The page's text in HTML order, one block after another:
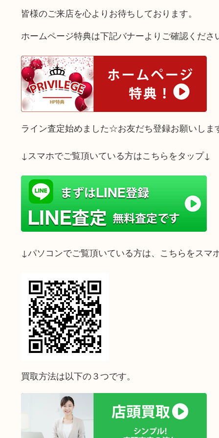
皆様のご来店を心よりお待ちしております。
ホームページ特典は下記バナーよりご確認くださ
ライン査定始めました☆お友だち登録お願いし
↓スマホでご覧頂いている方はこちらをタップ↓
↓パソコンでご覧頂いている方は、こちらをスマ
買取方法は以下の３つです。